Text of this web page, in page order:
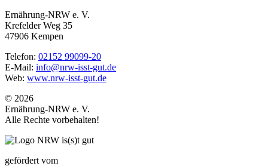
Ernährung-NRW e. V.
Krefelder Weg 35
47906 Kempen
Telefon: 02152 99099-20
E-Mail: info@nrw-isst-gut.de
Web: www.nrw-isst-gut.de
© 2026
Ernährung-NRW e. V.
Alle Rechte vorbehalten!
gefördert vom